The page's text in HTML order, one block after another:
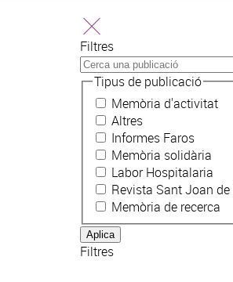
Filtres
Tipus de publicació
Memòria d'activitat
Altres
Informes Faros
Memòria solidària
Labor Hospitalaria
Revista Sant Joan de
Memòria de recerca
Filtres